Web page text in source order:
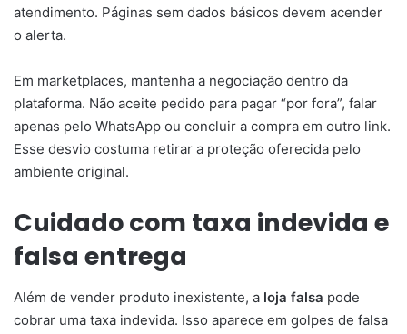
atendimento. Páginas sem dados básicos devem acender
o alerta.
Em marketplaces, mantenha a negociação dentro da
plataforma. Não aceite pedido para pagar “por fora”, falar
apenas pelo WhatsApp ou concluir a compra em outro link.
Esse desvio costuma retirar a proteção oferecida pelo
ambiente original.
Cuidado com taxa indevida e
falsa entrega
Além de vender produto inexistente, a loja falsa pode
cobrar uma taxa indevida. Isso aparece em golpes de falsa